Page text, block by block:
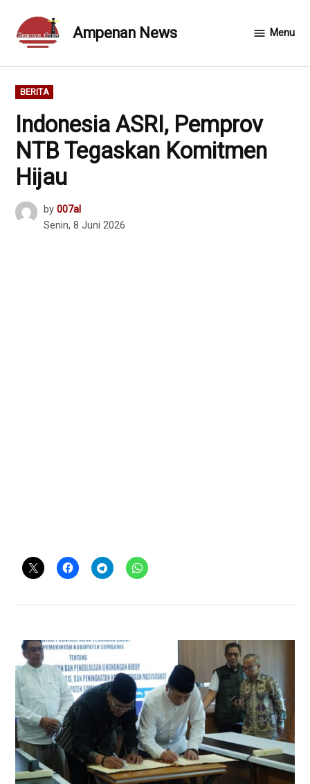
content
Ampenan News Menu
POSTED
IN
BERITA
Indonesia ASRI, Pemprov
NTB Tegaskan Komitmen
Hijau
by 007al
Senin, 8 Juni 2026